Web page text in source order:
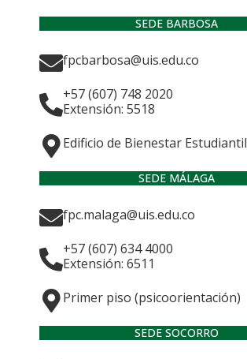
SEDE BARBOSA
fpcbarbosa@uis.edu.co
+57 (607) 748 2020
Extensión: 5518
Edificio de Bienestar Estudiantil
SEDE MÁLAGA
fpc.malaga@uis.edu.co
+57 (607) 634 4000
Extensión: 6511
Primer piso (psicoorientación)
SEDE SOCORRO